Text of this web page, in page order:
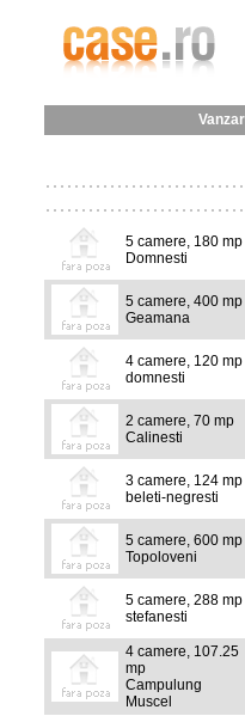
5 camere, 180 mp
Domnesti
5 camere, 400 mp
Geamana
4 camere, 120 mp
domnesti
2 camere, 70 mp
Calinesti
3 camere, 124 mp
beleti-negresti
5 camere, 600 mp
Topoloveni
5 camere, 288 mp
stefanesti
4 camere, 107.25
mp
Campulung
Muscel